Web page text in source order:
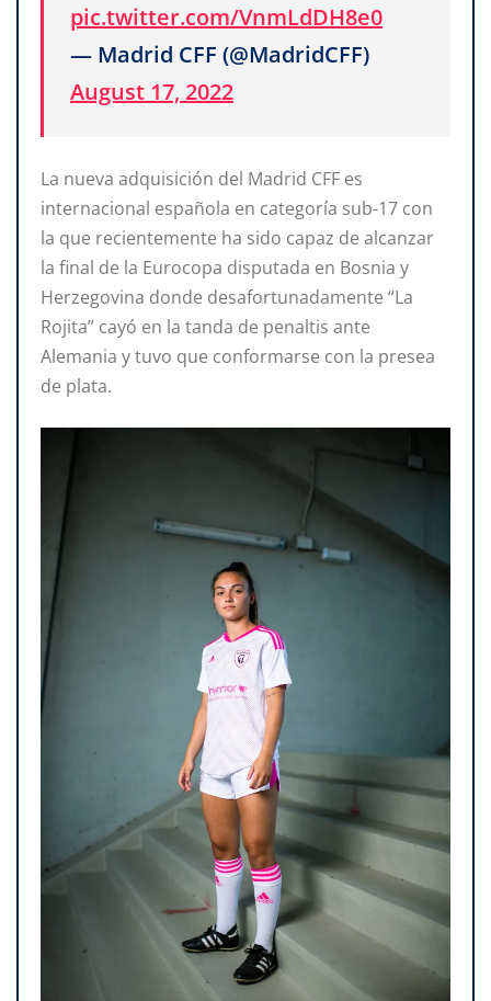
pic.twitter.com/VnmLdDH8e0
— Madrid CFF (@MadridCFF)
August 17, 2022
La nueva adquisición del Madrid CFF es
internacional española en categoría sub-17 con
la que recientemente ha sido capaz de alcanzar
la final de la Eurocopa disputada en Bosnia y
Herzegovina donde desafortunadamente “La
Rojita” cayó en la tanda de penaltis ante
Alemania y tuvo que conformarse con la presea
de plata.